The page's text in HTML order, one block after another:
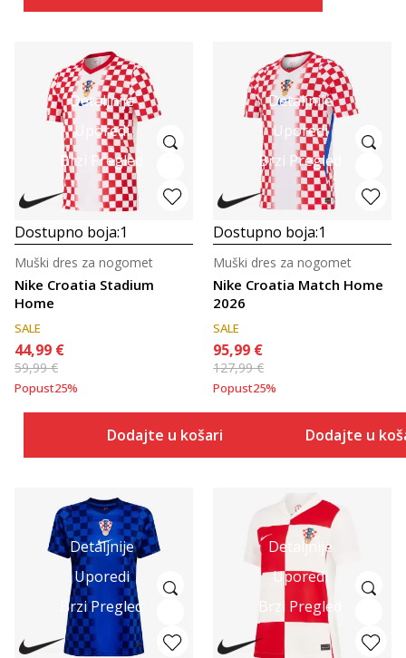
Detaljnije
Uporedi
Brzi Pregled
Dostupno boja:1
Nike Croatia Stadium
Home
Muški dres za nogomet
SALE
44,99 €
59,99€
Popust25%
Dodajte u košaricu
Detaljnije
Uporedi
Brzi Pregled
Dostupno boja:1
Nike Croatia Match Home
2026
Muški dres za nogomet
SALE
95,99 €
127,99€
Popust25%
Dodajte u
Detaljnije
Uporedi
Brzi Pregled
Detaljnije
Uporedi
Brzi Pregled